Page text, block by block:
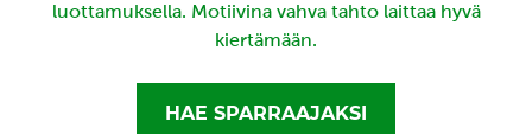
luottamuksella. Motiivina vahva tahto laittaa hyvä
kiertämään.
HAE SPARRAAJAKSI